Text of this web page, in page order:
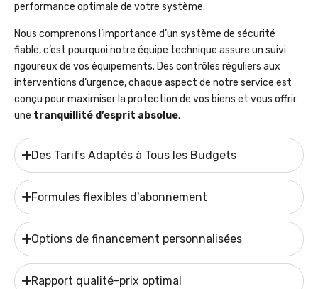
performance optimale de votre système.
Nous comprenons l’importance d’un système de sécurité
fiable, c’est pourquoi notre équipe technique assure un suivi
rigoureux de vos équipements. Des contrôles réguliers aux
interventions d’urgence, chaque aspect de notre service est
conçu pour maximiser la protection de vos biens et vous offrir
une tranquillité d’esprit absolue.
Des Tarifs Adaptés à Tous les Budgets
Formules flexibles d'abonnement
Options de financement personnalisées
Rapport qualité-prix optimal